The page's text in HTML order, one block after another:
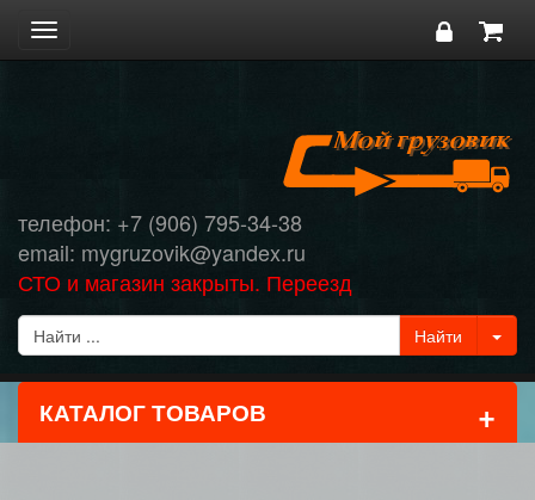
Toggle
navigation
телефон: +7 (906) 795-34-38
email: mygruzovik@yandex.ru
СТО и магазин закрыты. Переезд
КАТАЛОГ ТОВАРОВ +